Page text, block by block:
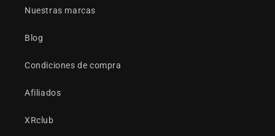
Nuestras marcas
Blog
Condiciones de compra
Afiliados
XRclub